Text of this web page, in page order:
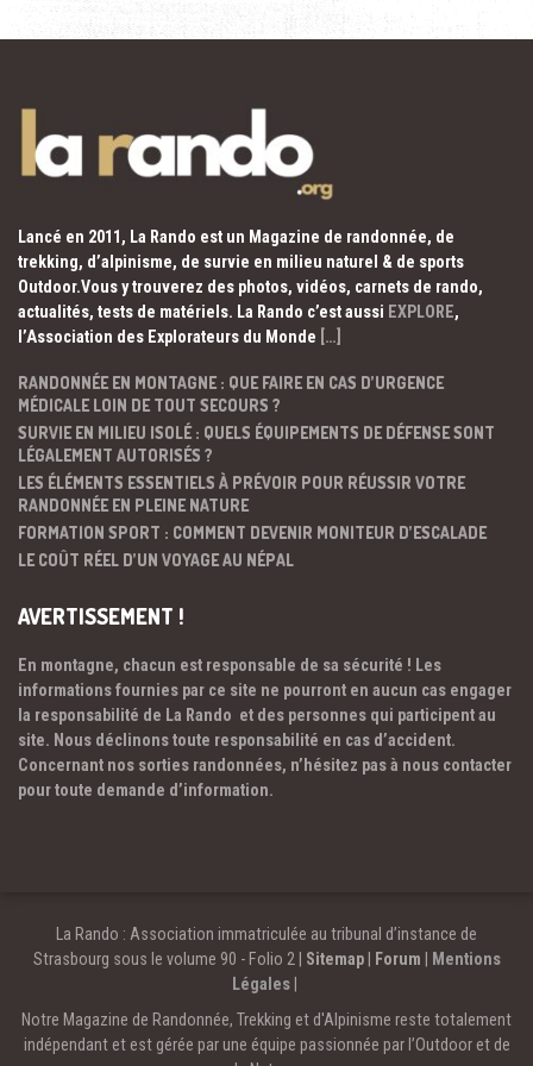
Lancé en 2011, La Rando est un Magazine de randonnée, de
trekking, d’alpinisme, de survie en milieu naturel & de sports
Outdoor.Vous y trouverez des photos, vidéos, carnets de rando,
actualités, tests de matériels. La Rando c’est aussi EXPLORE,
l’Association des Explorateurs du Monde […]
RANDONNÉE EN MONTAGNE : QUE FAIRE EN CAS D’URGENCE
MÉDICALE LOIN DE TOUT SECOURS ?
SURVIE EN MILIEU ISOLÉ : QUELS ÉQUIPEMENTS DE DÉFENSE SONT
LÉGALEMENT AUTORISÉS ?
LES ÉLÉMENTS ESSENTIELS À PRÉVOIR POUR RÉUSSIR VOTRE
RANDONNÉE EN PLEINE NATURE
FORMATION SPORT : COMMENT DEVENIR MONITEUR D’ESCALADE
LE COÛT RÉEL D’UN VOYAGE AU NÉPAL
AVERTISSEMENT !
En montagne, chacun est responsable de sa sécurité ! Les
informations fournies par ce site ne pourront en aucun cas engager
la responsabilité de La Rando et des personnes qui participent au
site. Nous déclinons toute responsabilité en cas d’accident.
Concernant nos sorties randonnées, n’hésitez pas à nous contacter
pour toute demande d’information.
La Rando : Association immatriculée au tribunal d’instance de
Strasbourg sous le volume 90 - Folio 2 | Sitemap| Forum
Mentions
Légales
Notre Magazine de Randonnée, Trekking et d'Alpinisme reste totalement
indépendant et est gérée par une équipe passionnée par l’Outdoor et de